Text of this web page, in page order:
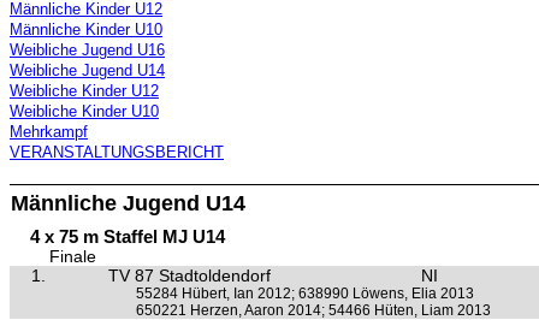
Männliche Kinder U12
Männliche Kinder U10
Weibliche Jugend U16
Weibliche Jugend U14
Weibliche Kinder U12
Weibliche Kinder U10
Mehrkampf
VERANSTALTUNGSBERICHT
Männliche Jugend U14
4 x 75 m Staffel MJ U14
Finale
1.
TV 87 Stadtoldendorf NI
55284 Hübert, Ian 2012; 638990 Löwens, Elia 2013
650221 Herzen, Aaron 2014; 54466 Hüten, Liam 2013